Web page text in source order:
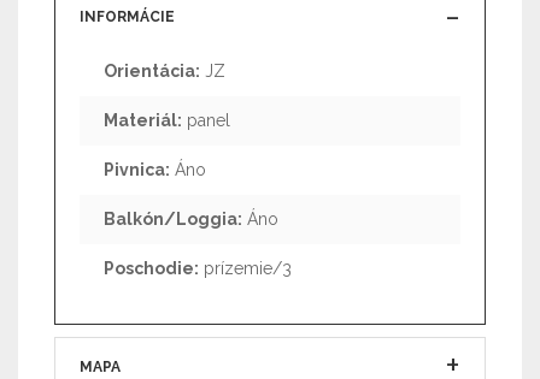
INFORMÁCIE
Orientácia: JZ
Materiál: panel
Pivnica: Áno
Balkón/Loggia: Áno
Poschodie: prízemie/3
MAPA